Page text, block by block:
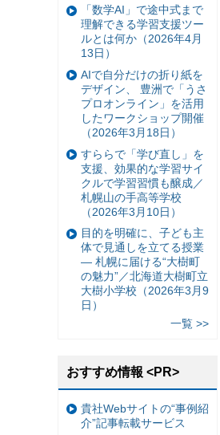
「数学AI」で途中式まで
理解できる学習支援ツー
ルとは何か（2026年4月
13日）
AIで自分だけの折り紙を
デザイン、 豊洲で「うさ
プロオンライン」を活用
したワークショップ開催
（2026年3月18日）
すららで「学び直し」を
支援、効果的な学習サイ
クルで学習習慣も醸成／
札幌山の手高等学校
（2026年3月10日）
目的を明確に、子ども主
体で見通しを立てる授業
— 札幌に届ける“大樹町
の魅力”／北海道大樹町立
大樹小学校（2026年3月9
日）
一覧 >>
おすすめ情報 <PR>
貴社Webサイトの“事例紹
介”記事転載サービス